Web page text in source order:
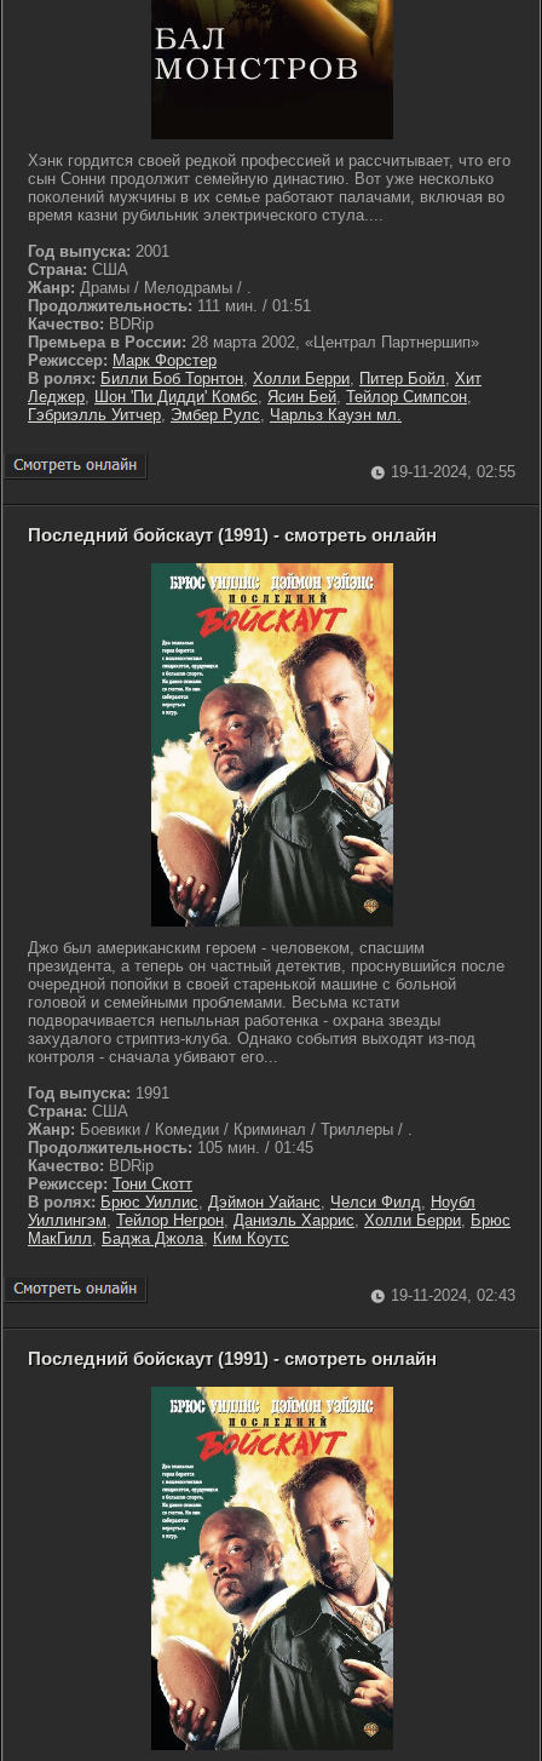
Хэнк гордится своей редкой профессией и рассчитывает, что его
сын Сонни продолжит семейную династию. Вот уже несколько
поколений мужчины в их семье работают палачами, включая во
время казни рубильник электрического стула....
Год выпуска: 2001
Страна: США
Жанр: Драмы / Мелодрамы / .
Продолжительность: 111 мин. / 01:51
Качество: BDRip
Премьера в России: 28 марта 2002, «Централ Партнершип»
Режиссер: Марк Форстер
В ролях: Билли Боб Торнтон, Холли Берри, Питер Бойл, Хит
Леджер, Шон 'Пи Дидди' Комбс, Ясин Бей, Тейлор Симпсон,
Гэбриэлль Уитчер, Эмбер Рулс, Чарльз Кауэн мл.
19-11-2024, 02:55
Последний бойскаут (1991) - смотреть онлайн
Джо был американским героем - человеком, спасшим
президента, а теперь он частный детектив, проснувшийся после
очередной попойки в своей старенькой машине с больной
головой и семейными проблемами. Весьма кстати
подворачивается непыльная работенка - охрана звезды
захудалого стриптиз-клуба. Однако события выходят из-под
контроля - сначала убивают его...
Год выпуска: 1991
Страна: США
Жанр: Боевики / Комедии / Криминал / Триллеры / .
Продолжительность: 105 мин. / 01:45
Качество: BDRip
Режиссер: Тони Скотт
В ролях: Брюс Уиллис, Дэймон Уайанс, Челси Филд, Ноубл
Уиллингэм, Тейлор Негрон, Даниэль Харрис, Холли Берри, Брюс
МакГилл, Баджа Джола, Ким Коутс
19-11-2024, 02:43
Последний бойскаут (1991) - смотреть онлайн